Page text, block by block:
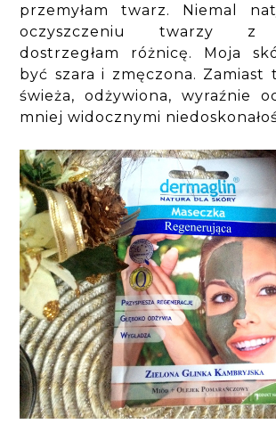
przemyłam twarz. Niemal
oczyszczeniu twarzy z
dostrzegłam różnicę. Moja
być szara i zmęczona. Zamiast
świeża, odżywiona, wyraźnie
mniej widocznymi